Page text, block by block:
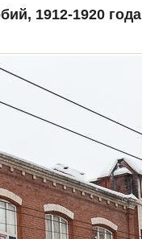
1912-1920 года